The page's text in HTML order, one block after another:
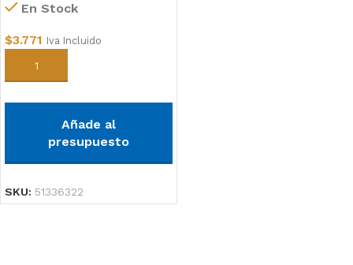
En Stock
$3.771 Iva Incluido
Añadir al carrito
Añade al
presupuesto
SKU: 51336322